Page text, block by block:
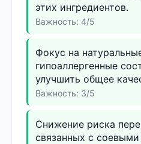
этих ингредиентов.
Важность: 4/5
Фокус на
гипоаллергенные
улучшить общее
Важность: 3/5
Снижение риска
связанных с